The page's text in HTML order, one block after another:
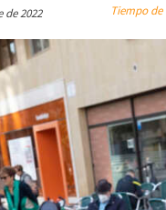
de 2022 Tiempo